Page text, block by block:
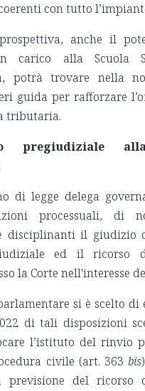
con tutto
anche il
carico alla Scuola
potrà trovare nella
guida per rafforzare
tributaria.
pregiudiziale
di legge delega
processuali, di
disciplinanti il giudizio
ed il ricorso
la Corte nell'interesse
si è scelto di
di tali disposizioni
l’istituto del rinvio
civile (art. 363bis
previsione del ricorso